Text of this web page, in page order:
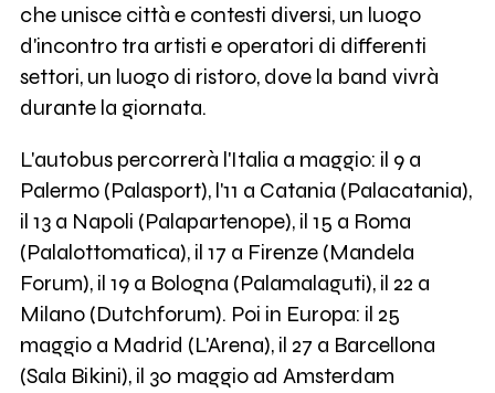
che unisce città e contesti diversi, un luogo
d'incontro tra artisti e operatori di differenti
settori, un luogo di ristoro, dove la band vivrà
durante la giornata.
L'autobus percorrerà l'Italia a maggio: il 9 a
Palermo (Palasport), l'11 a Catania (Palacatania),
il 13 a Napoli (Palapartenope), il 15 a Roma
(Palalottomatica), il 17 a Firenze (Mandela
Forum), il 19 a Bologna (Palamalaguti), il 22 a
Milano (Dutchforum). Poi in Europa: il 25
maggio a Madrid (L'Arena), il 27 a Barcellona
(Sala Bikini), il 30 maggio ad Amsterdam